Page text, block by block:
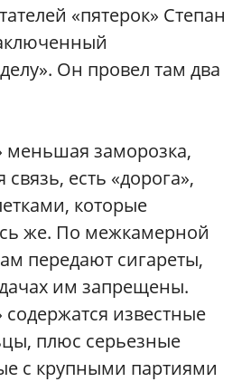
«пятерок» Степан
Он провел там два
меньшая заморозка,
есть «дорога»,
которые
же. По межкамерной
передают сигареты,
им запрещены.
содержатся известные
плюс серьезные
с крупными партиями